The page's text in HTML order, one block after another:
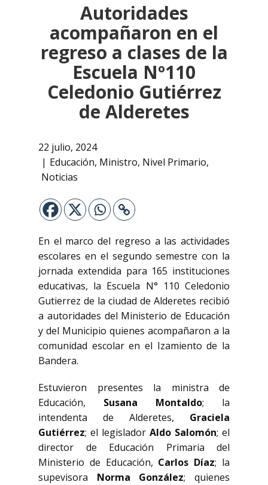
Autoridades
acompañaron en el
regreso a clases de la
Escuela Nº110
Celedonio Gutiérrez
de Alderetes
22 julio, 2024
Educación, Ministro, Nivel Primario,
Noticias
En el marco del regreso a las actividades
escolares en el segundo semestre con la
jornada extendida para 165 instituciones
educativas, la Escuela N° 110 Celedonio
Gutierrez de la ciudad de Alderetes recibió
a autoridades del Ministerio de Educación
y del Municipio quienes acompañaron a la
comunidad escolar en el Izamiento de la
Bandera.
Estuvieron presentes la ministra de
Educación, Susana Montaldo; la
intendenta de Alderetes, Graciela
Gutiérrez; el legislador Aldo Salomón; el
director de Educación Primaria del
Ministerio de Educación, Carlos Díaz; la
supevisora Norma González; quienes